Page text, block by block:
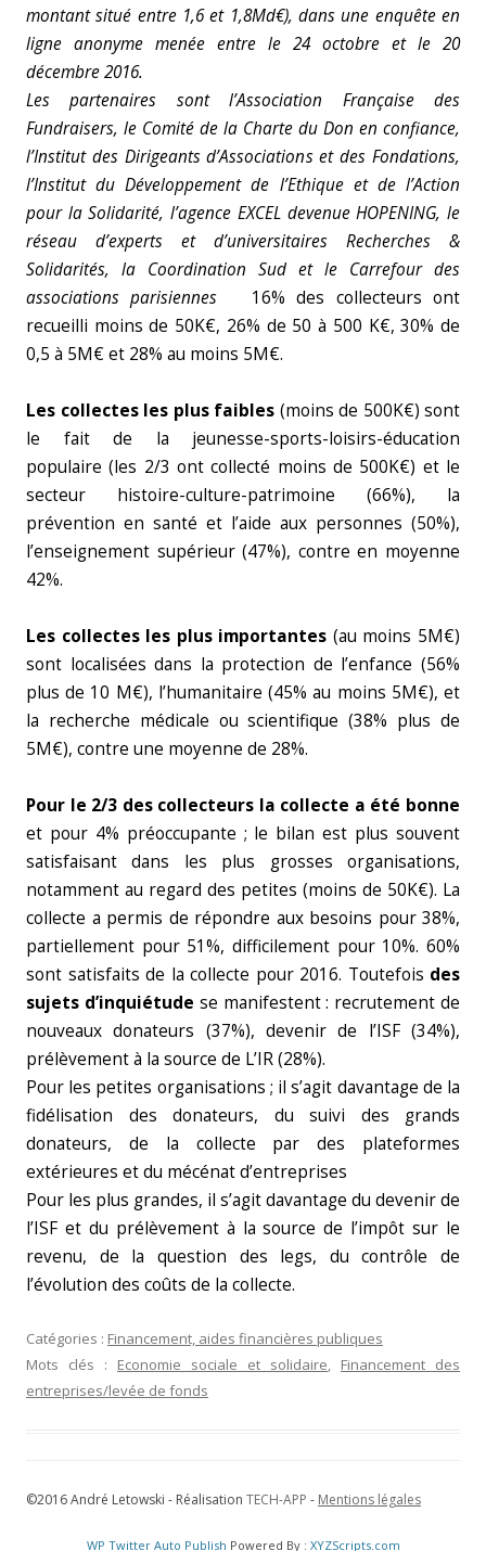
montant situé entre 1,6 et 1,8Md€), dans une enquête en
ligne anonyme menée entre le 24 octobre et le 20
décembre 2016.
Les partenaires sont l’Association Française des
Fundraisers, le Comité de la Charte du Don en confiance,
l’Institut des Dirigeants d’Associations et des Fondations,
l’Institut du Développement de l’Ethique et de l’Action
pour la Solidarité, l’agence EXCEL devenue HOPENING, le
réseau d’experts et d’universitaires Recherches &
Solidarités, la Coordination Sud et le Carrefour des
associations parisiennes 16% des collecteurs ont
recueilli moins de 50K€, 26% de 50 à 500 K€, 30% de
0,5 à 5M€ et 28% au moins 5M€.
Les collectes les plus faibles (moins de 500K€) sont
le fait de la jeunesse-sports-loisirs-éducation
populaire (les 2/3 ont collecté moins de 500K€) et le
secteur histoire-culture-patrimoine (66%), la
prévention en santé et l’aide aux personnes (50%),
l’enseignement supérieur (47%), contre en moyenne
42%.
Les collectes les plus importantes (au moins 5M€)
sont localisées dans la protection de l’enfance (56%
plus de 10 M€), l’humanitaire (45% au moins 5M€), et
la recherche médicale ou scientifique (38% plus de
5M€), contre une moyenne de 28%.
Pour le 2/3 des collecteurs la collecte a été bonne
et pour 4% préoccupante ; le bilan est plus souvent
satisfaisant dans les plus grosses organisations,
notamment au regard des petites (moins de 50K€). La
collecte a permis de répondre aux besoins pour 38%,
partiellement pour 51%, difficilement pour 10%. 60%
sont satisfaits de la collecte pour 2016. Toutefois des
sujets d’inquiétude se manifestent : recrutement de
nouveaux donateurs (37%), devenir de l’ISF (34%),
prélèvement à la source de L’IR (28%).
Pour les petites organisations ; il s’agit davantage de la
fidélisation des donateurs, du suivi des grands
donateurs, de la collecte par des plateformes
extérieures et du mécénat d’entreprises
Pour les plus grandes, il s’agit davantage du devenir de
l’ISF et du prélèvement à la source de l’impôt sur le
revenu, de la question des legs, du contrôle de
l’évolution des coûts de la collecte.
Catégories : Financement, aides financières publiques
Mots clés : Economie sociale et solidaire, Financement des
entreprises/levée de fonds
©2016 André Letowski - Réalisation TECH-APP - Mentions légales
WP Twitter Auto Publish Powered By : XYZScripts.com